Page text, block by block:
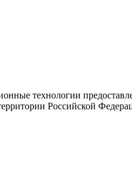
технологии
Российской